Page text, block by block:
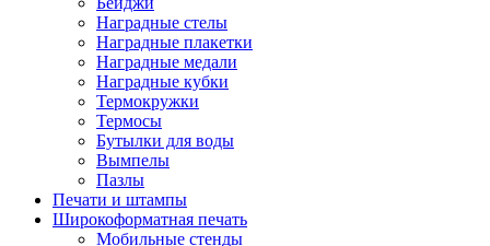
Наградные стелы
Наградные плакетки
Наградные медали
Наградные кубки
Термокружки
Термосы
Бутылки для воды
Вымпелы
Пазлы
Печати и штампы
Широкоформатная печать
Мобильные стенды